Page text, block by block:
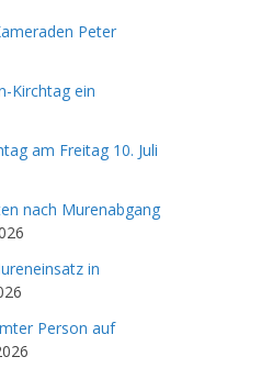
Peter
Kirchtag ein
am Freitag 10. Juli
nach Murenabgang
in
Person auf